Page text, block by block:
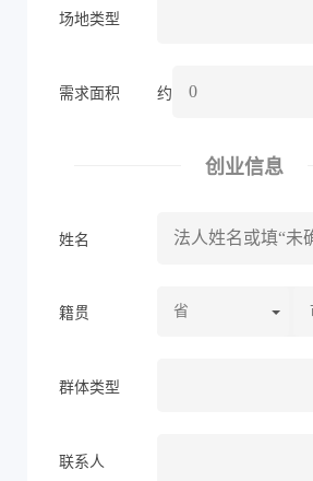
场地类型
需求面积 约
创业信息
姓名
籍贯
群体类型
联系人